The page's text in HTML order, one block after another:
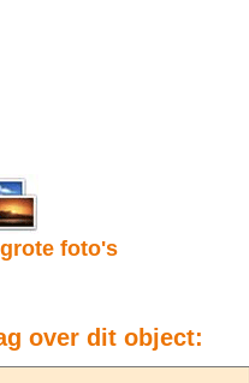
foto's
over dit object: